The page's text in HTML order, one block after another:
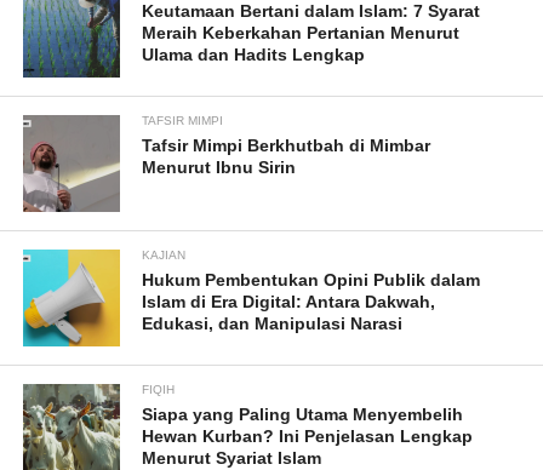
Keutamaan Bertani dalam Islam: 7 Syarat
Meraih Keberkahan Pertanian Menurut
Ulama dan Hadits Lengkap
TAFSIR MIMPI
Tafsir Mimpi Berkhutbah di Mimbar
Menurut Ibnu Sirin
KAJIAN
Hukum Pembentukan Opini Publik dalam
Islam di Era Digital: Antara Dakwah,
Edukasi, dan Manipulasi Narasi
FIQIH
Siapa yang Paling Utama Menyembelih
Hewan Kurban? Ini Penjelasan Lengkap
Menurut Syariat Islam